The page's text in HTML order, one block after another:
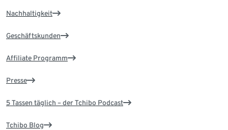
Nachhaltigkeit
Geschäftskunden
Affiliate Programm
Presse
5 Tassen täglich – der Tchibo Podcast
Tchibo Blog